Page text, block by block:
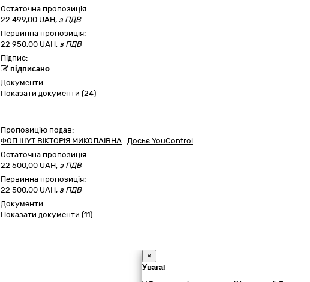
Остаточна пропозиція:
22 499,00 UAH, з ПДВ
Первинна пропозиція:
22 950,00 UAH, з ПДВ
Підпис:
підписано
Документи:
Показати документи (24)
Пропозицію подав:
ФОП ШУТ ВІКТОРІЯ МИКОЛАЇВНА Досьє YouControl
Остаточна пропозиція:
22 500,00 UAH, з ПДВ
Первинна пропозиція:
22 500,00 UAH, з ПДВ
Документи:
Показати документи (11)
×
Увага!